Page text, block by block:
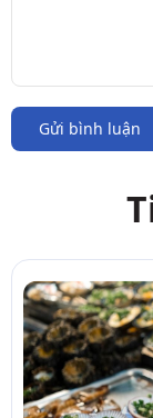
Gửi bình luận